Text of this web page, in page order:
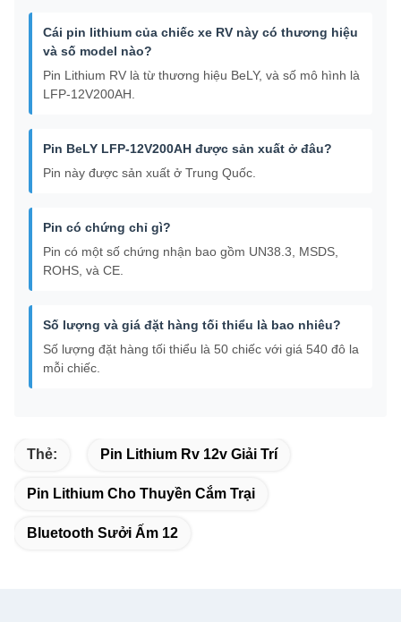
Cái pin lithium của chiếc xe RV này có thương hiệu
và số model nào?
Pin Lithium RV là từ thương hiệu BeLY, và số mô hình là
LFP-12V200AH.
Pin BeLY LFP-12V200AH được sản xuất ở đâu?
Pin này được sản xuất ở Trung Quốc.
Pin có chứng chỉ gì?
Pin có một số chứng nhận bao gồm UN38.3, MSDS,
ROHS, và CE.
Số lượng và giá đặt hàng tối thiểu là bao nhiêu?
Số lượng đặt hàng tối thiểu là 50 chiếc với giá 540 đô la
mỗi chiếc.
Thẻ: Pin Lithium Rv 12v Giải Trí
Pin Lithium Cho Thuyền Cắm Trại
Bluetooth Sưởi Ấm 12